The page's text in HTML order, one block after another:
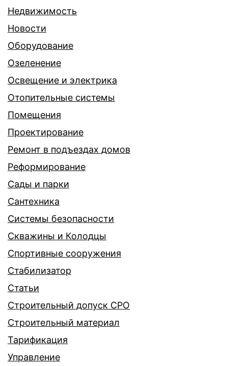
Недвижимость
Новости
Оборудование
Озеленение
Освещение и электрика
Отопительные системы
Помещения
Проектирование
Ремонт в подъездах домов
Реформирование
Сады и парки
Сантехника
Системы безопасности
Скважины и Колодцы
Спортивные сооружения
Стабилизатор
Статьи
Строительный допуск СРО
Строительный материал
Тарификация
Управление